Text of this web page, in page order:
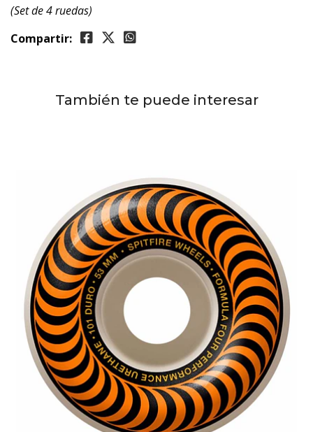
(Set de 4 ruedas)
Compartir:
También te puede interesar